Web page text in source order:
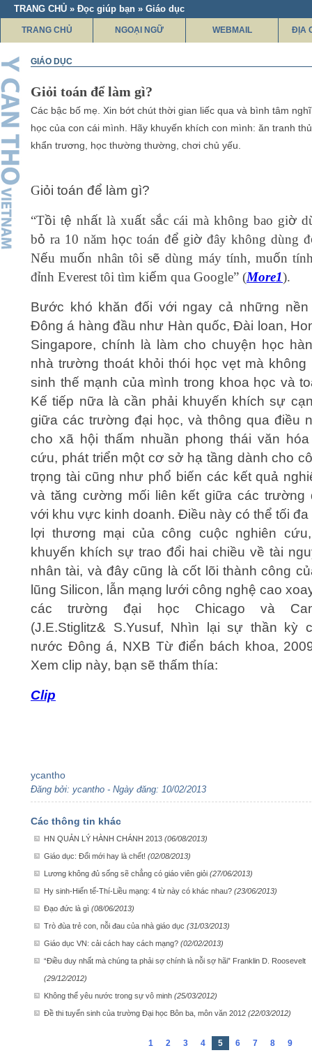
TRANG CHỦ » Đọc giúp bạn » Giáo dục
TRANG CHỦ NGOẠI NGỮ WEBMAIL ĐỊA
GIÁO DỤC
Giỏi toán để làm gì?
Các bậc bố mẹ. Xin bớt chút thời gian liếc qua và bình tâm
học của con cái mình. Hãy khuyến khích con mình: ăn tranh
khẩn trương, học thường thường, chơi chủ yếu.
Giỏi toán để làm gì?
“Tồi tệ nhất là xuất sắc cái mà không bao giờ
bỏ ra 10 năm học toán để giờ đây không dùng đ
Nếu muốn nhân tôi sẽ dùng máy tính, muốn
đỉnh Everest tôi tìm kiếm qua Google” (More1).
Bước khó khăn đối với ngay cả những nền
Đông á hàng đầu như Hàn quốc, Đài loan,
Singapore, chính là làm cho chuyện học
nhà trường thoát khỏi thói học vẹt mà không
sinh thế mạnh của mình trong khoa học và
Kế tiếp nữa là cần phải khuyến khích sự
giữa các trường đại học, và thông qua điều
cho xã hội thấm nhuần phong thái văn hóa
cứu, phát triển một cơ sở hạ tầng dành cho
trọng tài cũng như phổ biến các kết quả
và tăng cường mối liên kết giữa các trường
với khu vực kinh doanh. Điều này có thể tối đa
lợi thương mại của công cuộc nghiên
khuyến khích sự trao đổi hai chiều về tài
nhân tài, và đây cũng là cốt lõi thành công
lũng Silicon, lẫn mạng lưới công nghệ cao
các trường đại học Chicago và
(J.E.Stiglitz& S.Yusuf, Nhìn lại sự thần kỳ
nước Đông á, NXB Từ điển bách khoa,
Xem clip này, bạn sẽ thấm thía:
Clip
ycantho
Đăng bởi: ycantho - Ngày đăng: 10/02/2013
Các thông tin khác
HN QUẢN LÝ HÀNH CHÁNH 2013 (06/08/2013)
Giáo dục: Đổi mới hay là chết! (02/08/2013)
Lương không đủ sống sẽ chẳng có giáo viên giỏi (27/06/2013)
Hy sinh-Hiến tế-Thí-Liều mạng: 4 từ này có khác nhau? (23/06/2013)
Đạo đức là gì (08/06/2013)
Trò đùa trẻ con, nỗi đau của nhà giáo dục (31/03/2013)
Giáo dục VN: cải cách hay cách mạng? (02/02/2013)
“Điều duy nhất mà chúng ta phải sợ chính là nỗi sợ hãi” Franklin D. Roosevelt
(29/12/2012)
Không thể yêu nước trong sự vô minh (25/03/2012)
Đề thi tuyển sinh của trường Đại học Bôn ba, môn văn 2012 (22/03/2012)
1 2 3 4 5 6 7 8 9